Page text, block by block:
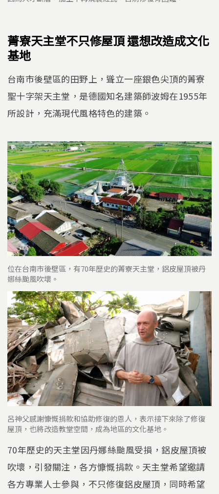
菁寮天主堂不只修屋頂 還想改造成文化
基地
台南市後壁區的田野上，聳立一座銀色尖頂的菁寮
聖十字架天主堂，是德國知名建築師波姆在1955年
所設計，充滿現代風格特色的建築。
位在台南市後壁區，有70年歷史的菁寮天主堂，鋁皮屋頂被丹
娜絲颱風吹壞。
呂神父感謝慷慨捐款和協助修復的恩人，表示接下來除了修復
屋頂，也將改造教堂空間，成為地區的文化基地。
70年歷史的天主堂因丹娜絲颱風受損，鋁皮屋頂被
吹壞，引發關注，各方慷慨捐款。天主堂希望邀請
各方專業人士參與，不只修復鋁皮屋頂，同時希望